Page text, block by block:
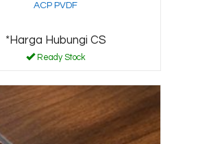
ACP PVDF
*Harga Hubungi CS
Ready Stock